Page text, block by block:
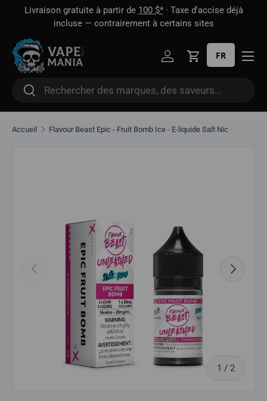
Aller directement au contenu
Livraison gratuite à partir de 100 $*· Taxe d'accise déjà
incluse — contrairement à certains sites
Rechercher
Rechercher
Se connecter
Panier
FR
Accueil Flavour Beast Epic - Fruit Bomb Ice - E-liquide Salt Nic
Précédent
1 / sur
2
Suivant